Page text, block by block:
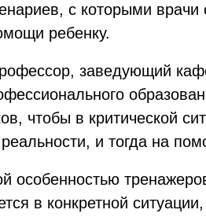
с которыми врачи
ребенку.
заведующий
чтобы в критической
и тогда на
особенностью
в конкретной